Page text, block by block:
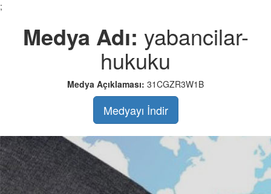
;
Medya Adı: yabancilar-
hukuku
Medya Açıklaması: 31CGZR3W1B
Medyayı İndir